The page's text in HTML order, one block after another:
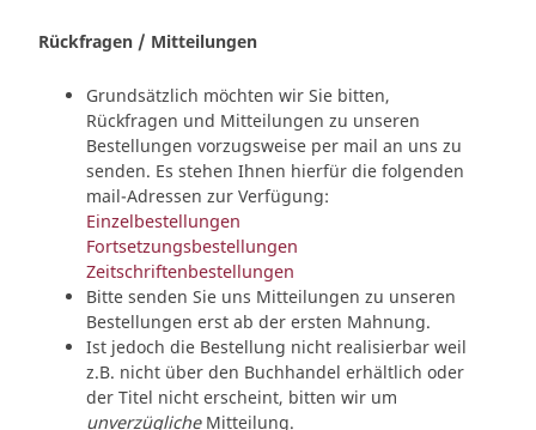
Rückfragen / Mitteilungen
Grundsätzlich möchten wir Sie bitten,
Rückfragen und Mitteilungen zu unseren
Bestellungen vorzugsweise per mail an uns zu
senden. Es stehen Ihnen hierfür die folgenden
mail-Adressen zur Verfügung:
Einzelbestellungen
Fortsetzungsbestellungen
Zeitschriftenbestellungen
Bitte senden Sie uns Mitteilungen zu unseren
Bestellungen erst ab der ersten Mahnung.
Ist jedoch die Bestellung nicht realisierbar weil
z.B. nicht über den Buchhandel erhältlich oder
der Titel nicht erscheint, bitten wir um
unverzüglicheMitteilung.